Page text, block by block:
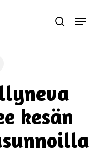
search
Menu
kesän